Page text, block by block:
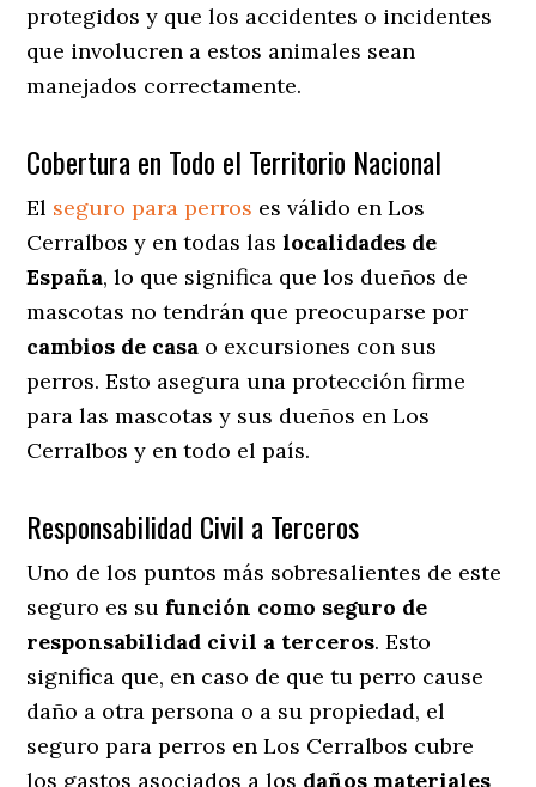
protegidos y que los accidentes o incidentes
que involucren a estos animales sean
manejados correctamente.
Cobertura en Todo el Territorio Nacional
El seguro para perros es válido en Los
Cerralbos y en todas laslocalidades de
España, lo que significa que los dueños de
mascotas no tendrán que preocuparse por
cambios de casa o excursiones con sus
perros. Esto asegura una protección firme
para las mascotas y sus dueños en Los
Cerralbos y en todo el país.
Responsabilidad Civil a Terceros
Uno de los puntos más sobresalientes de este
seguro es su función como seguro de
responsabilidad civil a terceros. Esto
significa que, en caso de que tu perro cause
daño a otra persona o a su propiedad, el
seguro para perros en Los Cerralbos cubre
los gastos asociados a los daños materiales